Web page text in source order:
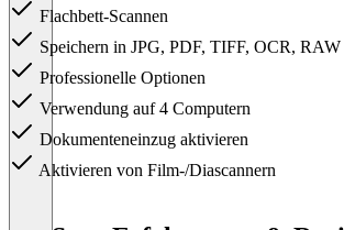
Flachbett-Scannen
Speichern in JPG, PDF, TIFF, OCR, RAW
Professionelle Optionen
Verwendung auf 4 Computern
Dokumenteneinzug aktivieren
Aktivieren von Film-/Diascannern